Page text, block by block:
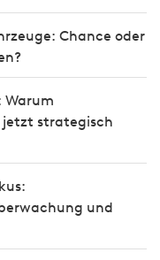
Chance oder
Warum
strategisch
und